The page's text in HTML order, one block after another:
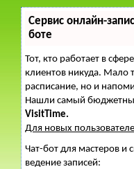
Сервис онлайн-
боте
Тот, кто работает в
клиентов никуда. Мало
расписание, но и
Нашли самый
VisitTime.
Для новых
Чат-бот для мастеров и
ведение записей: